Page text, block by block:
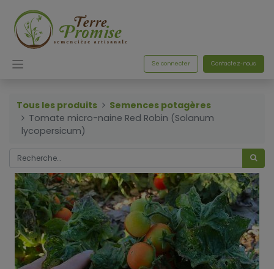
Se connecter Contactez-nous
Tous les produits
Semences potagères
Tomate micro-naine Red Robin (Solanum
lycopersicum)